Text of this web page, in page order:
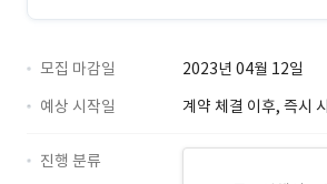
모집 마감일
2023년 04월 12일
예상 시작일
계약 체결 이후, 즉시
진행 분류